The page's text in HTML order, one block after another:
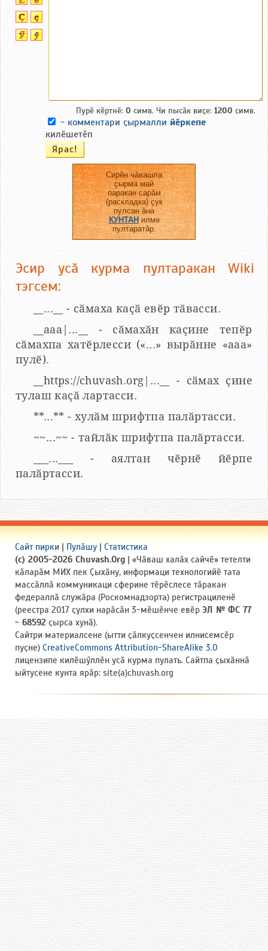
Пурӗ кӗртнӗ: 0 симв. Чи пысӑк виҫе: 1200 симв.
- комментари ҫырмалли йӗркепе
килӗшетӗп
Сирӗн чӑвашла
ҫырма май
паракан сарӑм
(раскладка) ҫук
пулсан ӑна
КУНТАНилме
пултаратӑр.
Эсир усӑ курма пултаракан Wiki
тэгсем:
__...__ - сӑмаха каҫӑ евӗр тӑвасси.
__aaa|...__ - сӑмахӑн каҫине тепӗр
сӑмахпа хатӗрлесси («...» вырӑнне «ааа»
пулӗ).
__https://chuvash.org|...__ - сӑмах ҫине
тулаш каҫӑ лартасси.
**...** - хулӑм шрифтпа палӑртасси.
~~...~~ - тайлӑк шрифтпа палӑртасси.
___...___ - аялтан чӗрнӗ йӗрпе
палӑртасси.
Сайт пирки | Пулӑшу | Статистика
(c) 2005-2026 Chuvash.Org | «Чӑваш халӑх сайчӗ» тетелти
кӑларӑм МИХ пек Ҫыхӑну, информаци технологийӗ тата
массӑллӑ коммуникаци сферине тӗрӗслесе тӑракан
федераллӑ служӑра (Роскомнадзорта) регистрациленӗ
(реестра 2017 ҫулхи нарӑсӑн 3-мӗшӗнче евӗр ЭЛ № ФС 77
- 68592 ҫырса хунӑ).
Сайтри материалсене (ытти ҫӑлкуҫсенчен илнисемсӗр
пуҫне) CreativeCommons Attribution-ShareAlike 3.0
лицензипе килӗшӳллӗн усӑ курма пулать. Сайтпа ҫыхӑннӑ
ыйтусене кунта ярӑр: site(a)chuvash.org